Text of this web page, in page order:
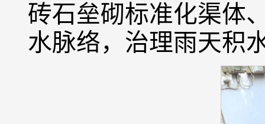
砖石垒砌标准化渠体
水脉络，治理雨天积